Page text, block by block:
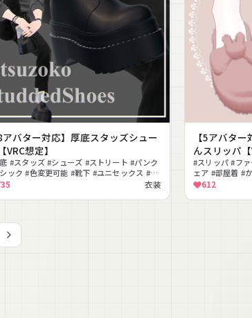
8アバター対応】厚底スタッズシュー
VRC想定】
#スタッズ #シューズ #ストリート #パンク
ック #色変更可能 #靴下 #ユニセックス #モ
衣装
【5アバタ
んスリッパ【
#スリッパ #フ
ェア #部屋着 #
612